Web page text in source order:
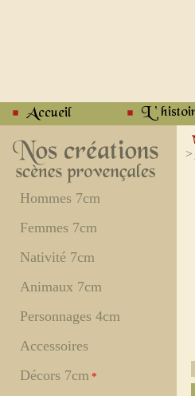
Hommes 7cm
Femmes 7cm
Nativité 7cm
Animaux 7cm
Personnages 4cm
Accessoires
Décors 7cm *
>